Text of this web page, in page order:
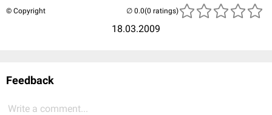
© Copyright
18.03.2009
(0 ratings)
Feedback
Write a comment...